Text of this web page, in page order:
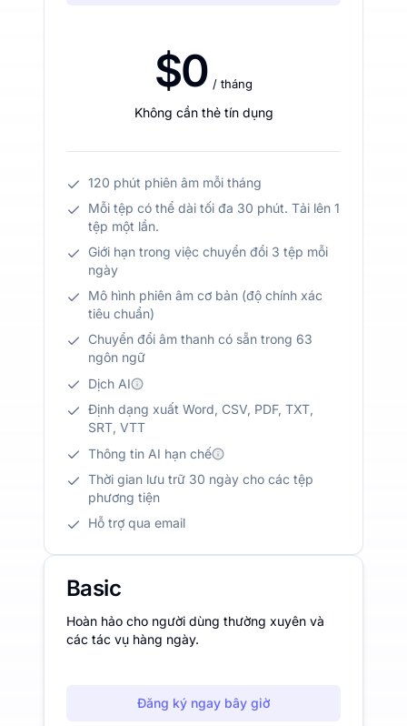
$0 / tháng
Không cần thẻ tín dụng
120 phút phiên âm mỗi tháng
Mỗi tệp có thể dài tối đa 30 phút. Tải lên 1
tệp một lần.
Giới hạn trong việc chuyển đổi 3 tệp mỗi
ngày
Mô hình phiên âm cơ bản (độ chính xác
tiêu chuẩn)
Chuyển đổi âm thanh có sẵn trong 63
ngôn ngữ
Dịch AI
Định dạng xuất Word, CSV, PDF, TXT,
SRT, VTT
Thông tin AI hạn chế
Thời gian lưu trữ 30 ngày cho các tệp
phương tiện
Hỗ trợ qua email
Basic
Hoàn hảo cho người dùng thường xuyên và
các tác vụ hàng ngày.
Đăng ký ngay bây giờ